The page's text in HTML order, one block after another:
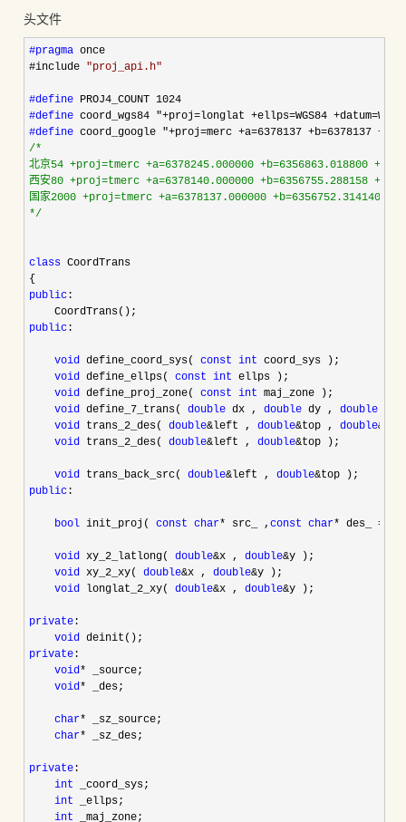
头文件
#pragma once
#include "proj_api.h"
#define
#define
#define
/*
北京54 +proj=tmerc +a=6378245.000000 +b=6356863.018800
西安80 +proj=tmerc +a=6378140.000000 +b=6356755.288158
*/
class CoordTrans
public :
public :
void define_coord_sys( const int coord_sys );
void define_ellps( const int ellps );
void define_proj_zone( const int maj_zone );
void define_7_trans( double dx , double dy , double
void trans_2_des( double&left , double&top , double
void trans_2_des( double&left , double&top );
void trans_back_src( double&left , double&
public :
bool init_proj( const char* src_ ,const char* des_ =
void xy_2_latlong( double&x , double&y );
void xy_2_xy( double&x , double&y );
void longlat_2_xy( double&x , double&y );
private :
void
private :
void* _source;
void* _des;
char* _sz_source;
char* _sz_des;
private :
int _coord_sys;
int _ellps;
int _maj_zone;